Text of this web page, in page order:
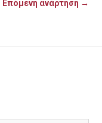
Επόμενη ανάρτηση →